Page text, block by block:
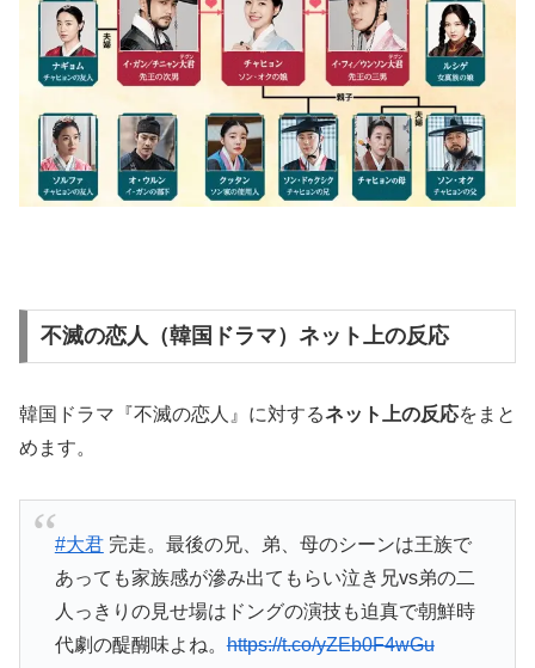
不滅の恋人（韓国ドラマ）ネット上の反応
韓国ドラマ『不滅の恋人』に対するネット上の反応をまと
めます。
#大君完走。最後の兄、弟、母のシーンは王族で
あっても家族感が滲み出てもらい泣き兄vs弟の二
人っきりの見せ場はドングの演技も迫真で朝鮮時
代劇の醍醐味よね。https://t.co/yZEb0F4wGu